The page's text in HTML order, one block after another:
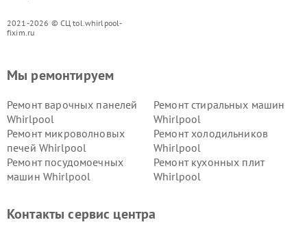
2021-2026 © СЦ tol.whirlpool-
fixim.ru
Мы ремонтируем
Ремонт варочных панелей
Whirlpool
Ремонт стиральных машин
Whirlpool
Ремонт микроволновых
печей Whirlpool
Ремонт холодильников
Whirlpool
Ремонт посудомоечных
машин Whirlpool
Ремонт кухонных плит
Whirlpool
Контакты сервис центра